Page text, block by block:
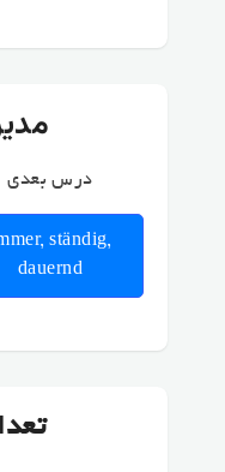
درس بعدی
ständig,
dauernd